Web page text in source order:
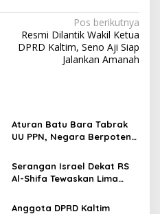
Pos berikutnya
Resmi Dilantik Wakil Ketua
DPRD Kaltim, Seno Aji Siap
Jalankan Amanah
Aturan Batu Bara Tabrak
UU PPN, Negara Berpotensi
Serangan Israel Dekat RS
Al-Shifa Tewaskan Lima
Anggota DPRD Kaltim